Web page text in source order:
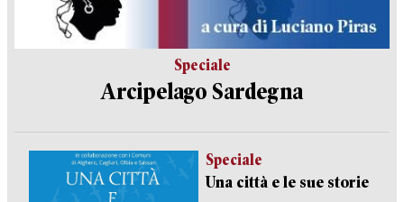
Speciale
Arcipelago Sardegna
Speciale
Una città e le sue storie